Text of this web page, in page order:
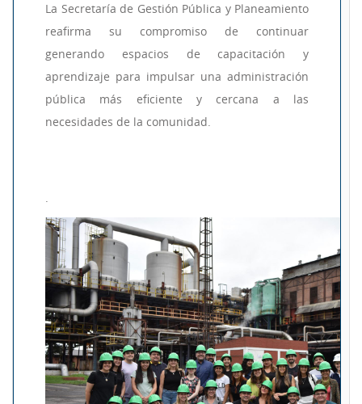
La Secretaría de Gestión Pública y Planeamiento
reafirma su compromiso de continuar
generando espacios de capacitación y
aprendizaje para impulsar una administración
pública más eficiente y cercana a las
necesidades de la comunidad.
.